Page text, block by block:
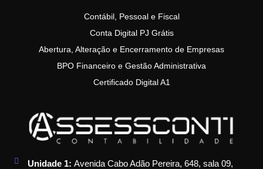
Contábil, Pessoal e Fiscal
Conta Digital PJ Grátis
Abertura, Alteração e Encerramento de Empresas
BPO Financeiro e Gestão Administrativa
Certificado Digital A1
Unidade 1: Avenida Cabo Adão Pereira, 648, sala 09,